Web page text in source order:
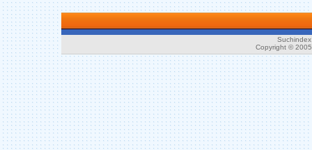
Copyright ©